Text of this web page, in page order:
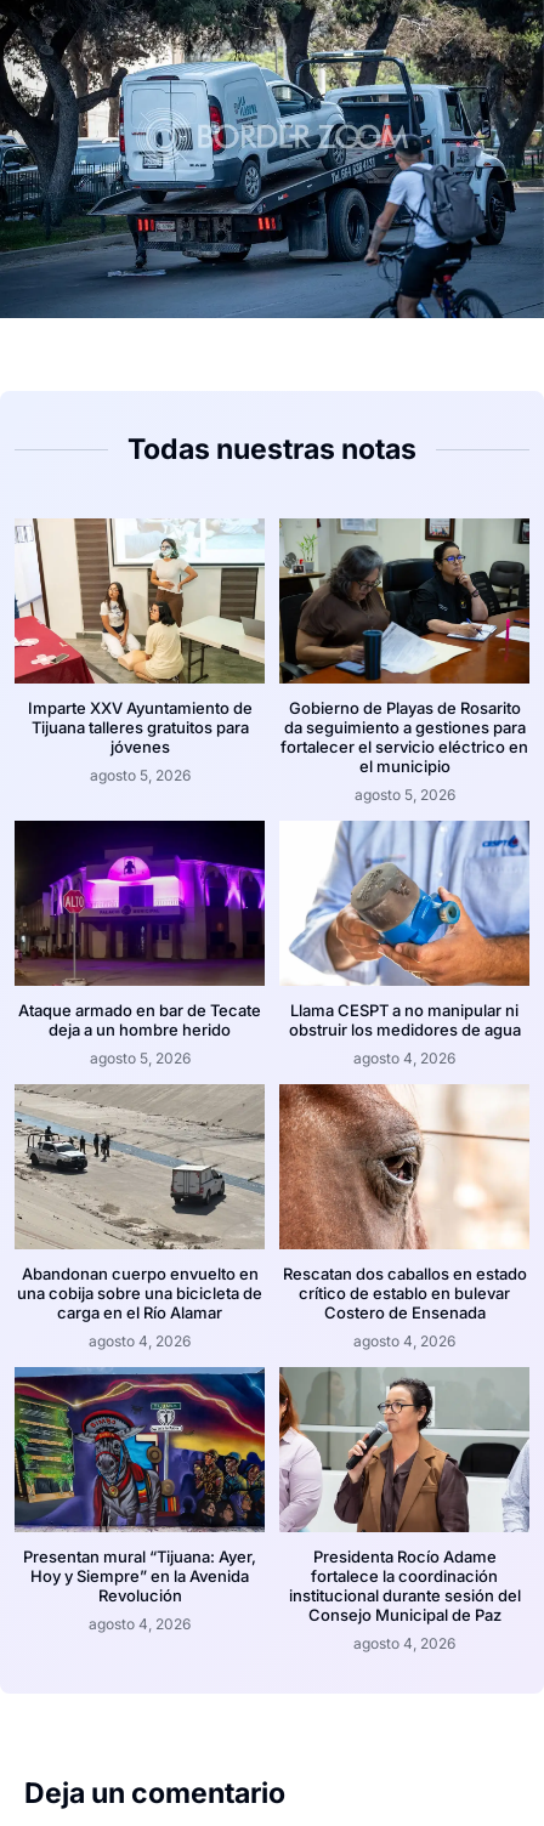
Todas nuestras notas
Imparte XXV Ayuntamiento de
Tijuana talleres gratuitos para
jóvenes
agosto 5, 2026
Gobierno de Playas de Rosarito
da seguimiento a gestiones para
fortalecer el servicio eléctrico en
el municipio
agosto 5, 2026
Ataque armado en bar de Tecate
deja a un hombre herido
agosto 5, 2026
Llama CESPT a no manipular ni
obstruir los medidores de agua
agosto 4, 2026
Abandonan cuerpo envuelto en
una cobija sobre una bicicleta de
carga en el Río Alamar
agosto 4, 2026
Rescatan dos caballos en estado
crítico de establo en bulevar
Costero de Ensenada
agosto 4, 2026
Presentan mural “Tijuana: Ayer,
Hoy y Siempre” en la Avenida
Revolución
agosto 4, 2026
Presidenta Rocío Adame
fortalece la coordinación
institucional durante sesión del
Consejo Municipal de Paz
agosto 4, 2026
Deja un comentario